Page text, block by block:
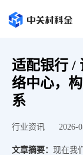
适配银行 /
络中心，
系
行业资讯 2026-
文章摘要： 现在我